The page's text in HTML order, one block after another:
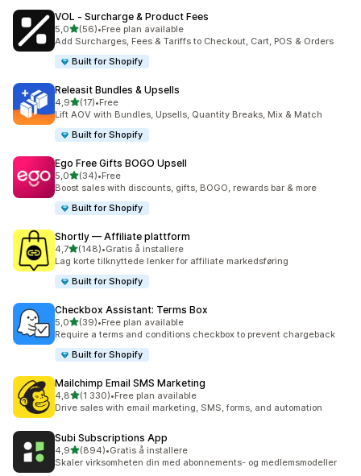
VOL ‑ Surcharge & Product Fees
5,0av 5 stjerner
(56)
Totalt 56 omtaler
•Free plan available
Add Surcharges, Fees & Tariffs to Checkout, Cart, POS & Orders
Built for Shopify
Releasit Bundles & Upsells
4,9av 5 stjerner
(17)
Totalt 17 omtaler
•Free
Lift AOV with Bundles, Upsells, Quantity Breaks, Mix & Match
Built for Shopify
Ego Free Gifts BOGO Upsell
5,0av 5 stjerner
(34)
Totalt 34 omtaler
•Free
Boost sales with discounts, gifts, BOGO, rewards bar & more
Built for Shopify
Shortly — Affiliate plattform
4,7av 5 stjerner
(148)
Totalt 148 omtaler
•Gratis å installere
Lag korte tilknyttede lenker for affiliate markedsføring
Built for Shopify
Checkbox Assistant: Terms Box
5,0av 5 stjerner
(39)
Totalt 39 omtaler
•Free plan available
Require a terms and conditions checkbox to prevent chargeback
Built for Shopify
Mailchimp Email SMS Marketing
4,8av 5 stjerner
(1 330)
Totalt 1330 omtaler
•Free plan available
Drive sales with email marketing, SMS, forms, and automation
Subi Subscriptions App
4,9av 5 stjerner
(894)
Totalt 894 omtaler
•Gratis å installere
Skaler virksomheten din med abonnements- og medlemsmodeller